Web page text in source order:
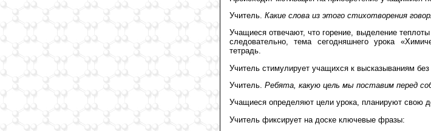
Учитель. Какие слова из этого стихотворения
Учащиеся отвечают, что горение, выделение
следовательно, тема сегодняшнего урока
тетрадь.
Учитель стимулирует учащихся к высказываниям без
Учитель. Ребята, какую цель мы поставим перед
Учащиеся определяют цели урока, планируют свою
Учитель фиксирует на доске ключевые фразы: